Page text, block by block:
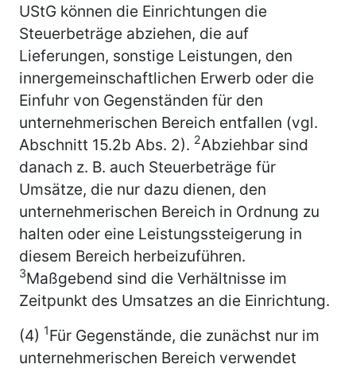
UStG können die Einrichtungen die
Steuerbeträge abziehen, die auf
Lieferungen, sonstige Leistungen, den
innergemeinschaftlichen Erwerb oder die
Einfuhr von Gegenständen für den
unternehmerischen Bereich entfallen (vgl.
Abschnitt 15.2b Abs. 2). 2Abziehbar sind
danach z. B. auch Steuerbeträge für
Umsätze, die nur dazu dienen, den
unternehmerischen Bereich in Ordnung zu
halten oder eine Leistungssteigerung in
diesem Bereich herbeizuführen.
3Maßgebend sind die Verhältnisse im
Zeitpunkt des Umsatzes an die Einrichtung.
(4) 1Für Gegenstände, die zunächst nur im
unternehmerischen Bereich verwendet